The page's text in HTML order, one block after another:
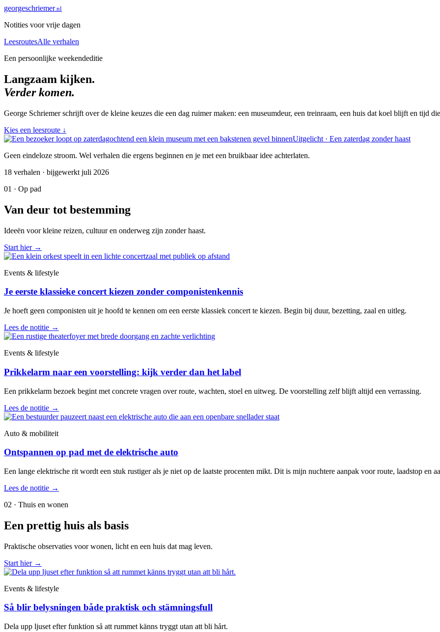
georgeschriemer.nl
Notities voor vrije dagen
LeesroutesAlle verhalen
Een persoonlijke weekendeditie
Langzaam kijken.
Verder komen.
George Schriemer schrijft over de kleine keuzes die een dag ruimer maken: een museumdeur, een treinraam, een huis dat koel blijft en tijd
Kies een leesroute ↓
Uitgelicht · Een zaterdag zonder haast
Geen eindeloze stroom. Wel verhalen die ergens beginnen en je met een bruikbaar idee achterlaten.
18 verhalen · bijgewerkt juli 2026
01 · Op pad
Van deur tot bestemming
Ideeën voor kleine reizen, cultuur en onderweg zijn zonder haast.
Start hier →
Events & lifestyle
Je eerste klassieke concert kiezen zonder componistenkennis
Je hoeft geen componisten uit je hoofd te kennen om een eerste klassiek concert te kiezen. Begin bij duur, bezetting, zaal en uitleg.
Lees de notitie →
Events & lifestyle
Prikkelarm naar een voorstelling: kijk verder dan het label
Een prikkelarm bezoek begint met concrete vragen over route, wachten, stoel en uitweg. De voorstelling zelf blijft altijd een verrassing.
Lees de notitie →
Auto & mobiliteit
Ontspannen op pad met de elektrische auto
Een lange elektrische rit wordt een stuk rustiger als je niet op de laatste procenten mikt. Dit is mijn nuchtere aanpak voor route, laadstop en
Lees de notitie →
02 · Thuis en wonen
Een prettig huis als basis
Praktische observaties voor wonen, licht en een huis dat mag leven.
Start hier →
Events & lifestyle
Så blir belysningen både praktisk och stämningsfull
Dela upp ljuset efter funktion så att rummet känns tryggt utan att bli hårt.